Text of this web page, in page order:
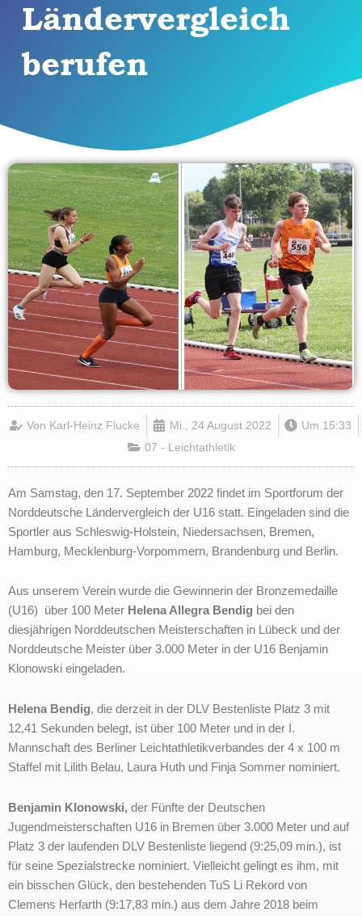
Ländervergleich
berufen
Von Karl-Heinz Flucke Mi., 24 August 2022 Um 15:33
07 - Leichtathletik
Am Samstag, den 17. September 2022 findet im Sportforum der
Norddeutsche Ländervergleich der U16 statt. Eingeladen sind die
Sportler aus Schleswig-Holstein, Niedersachsen, Bremen,
Hamburg, Mecklenburg-Vorpommern, Brandenburg und Berlin.
Aus unserem Verein wurde die Gewinnerin der Bronzemedaille
(U16) über 100 Meter Helena Allegra Bendig bei den
diesjährigen Norddeutschen Meisterschaften in Lübeck und der
Norddeutsche Meister über 3.000 Meter in der U16 Benjamin
Klonowski eingeladen.
Helena Bendig, die derzeit in der DLV Bestenliste Platz 3 mit
12,41 Sekunden belegt, ist über 100 Meter und in der I.
Mannschaft des Berliner Leichtathletikverbandes der 4 x 100 m
Staffel mit Lilith Belau, Laura Huth und Finja Sommer nominiert.
Benjamin Klonowski, der Fünfte der Deutschen
Jugendmeisterschaften U16 in Bremen über 3.000 Meter und auf
Platz 3 der laufenden DLV Bestenliste liegend (9:25,09 min.), ist
für seine Spezialstrecke nominiert. Vielleicht gelingt es ihm, mit
ein bisschen Glück, den bestehenden TuS Li Rekord von
Clemens Herfarth (9:17,83 min.) aus dem Jahre 2018 beim